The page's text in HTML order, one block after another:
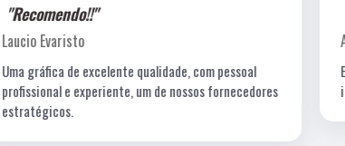
excelente qualidade, com pessoal
um de nossos fornecedores
Amanda C. T.
Excelentes
impressão é